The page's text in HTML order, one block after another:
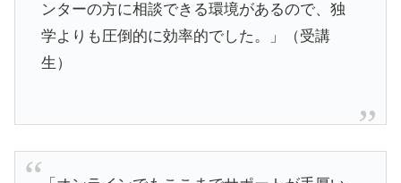
ンターの方に相談できる環境があるので、独
学よりも圧倒的に効率的でした。」（受講
生）